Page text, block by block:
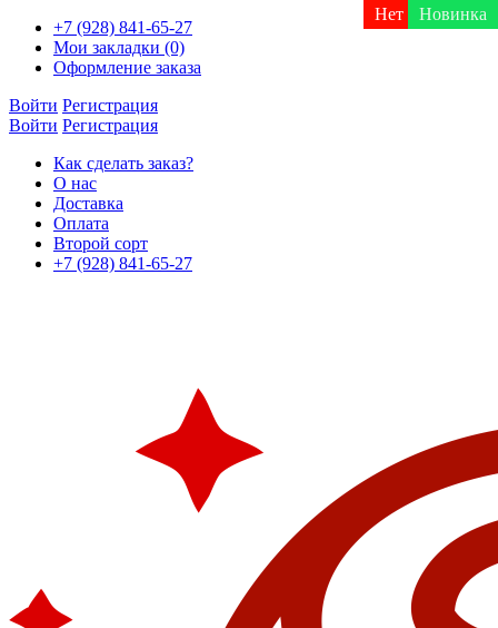
+7 (928) 841-65-27
Мои закладки (0)
Оформление заказа
Войти Регистрация
Войти Регистрация
Как сделать заказ?
О нас
Доставка
Оплата
Второй сорт
+7 (928) 841-65-27
Нет в наличии
Нет в наличии
Нет в наличии
Нет в наличии
Нет в наличии
Новинка